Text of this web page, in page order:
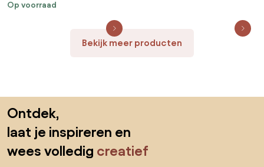
Op voorraad
Bekijk meer producten
Ontdek,
laat je inspireren en
wees volledig creatief